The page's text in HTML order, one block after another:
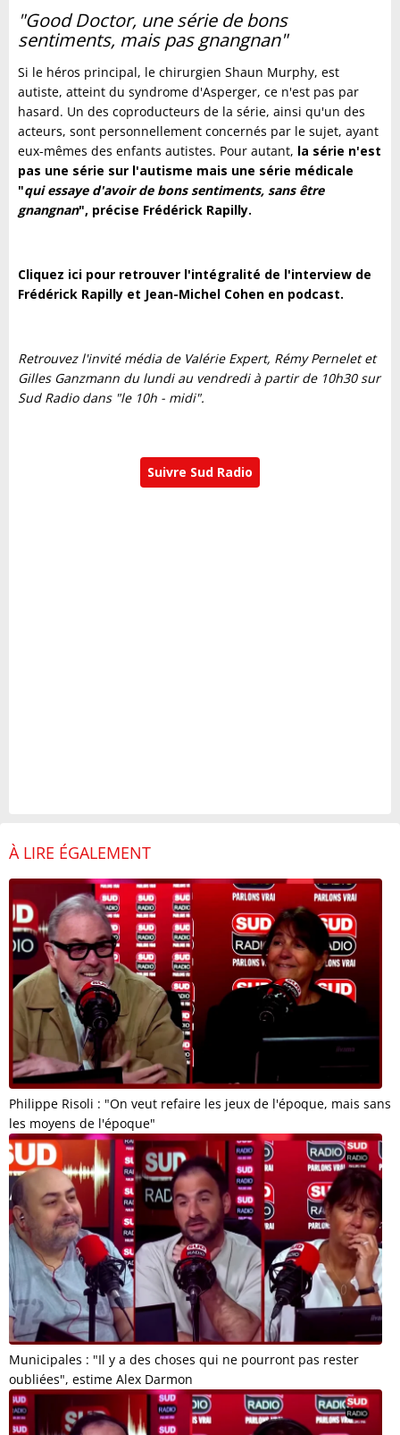
"Good Doctor, une série de bons
sentiments, mais pas gnangnan"
Si le héros principal, le chirurgien Shaun Murphy, est
autiste, atteint du syndrome d'Asperger, ce n'est pas par
hasard. Un des coproducteurs de la série, ainsi qu'un des
acteurs, sont personnellement concernés par le sujet, ayant
eux-mêmes des enfants autistes. Pour autant, la série n'est
pas une série sur l'autisme mais une série médicale
"qui essaye d'avoir de bons sentiments, sans être
gnangnan", précise Frédérick Rapilly.
Cliquez ici pour retrouver l'intégralité de l'interview de
Frédérick Rapilly et Jean-Michel Cohen en podcast.
Retrouvez l'invité média de Valérie Expert, Rémy Pernelet et
Gilles Ganzmann du lundi au vendredi à partir de 10h30 sur
Sud Radio dans "le 10h - midi".
Suivre Sud Radio
À LIRE ÉGALEMENT
Philippe Risoli : "On veut refaire les jeux de l'époque, mais sans
les moyens de l'époque"
Municipales : "Il y a des choses qui ne pourront pas rester
oubliées", estime Alex Darmon